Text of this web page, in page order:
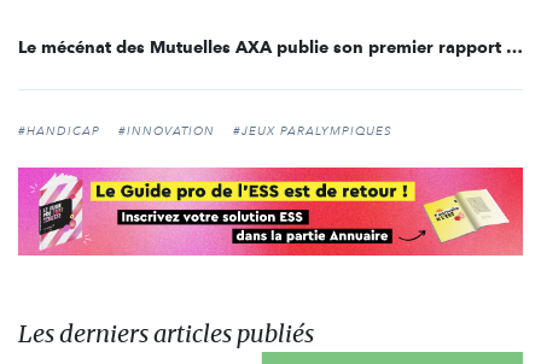
Le mécénat des Mutuelles AXA publie son premier rapport d’engagement
#HANDICAP #INNOVATION #JEUX PARALYMPIQUES
Les derniers articles publiés